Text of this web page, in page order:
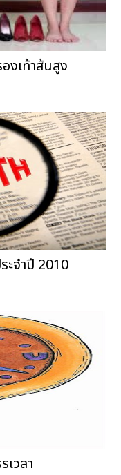
งเท้าส้นสูง
ะจำปี 2010
วลา